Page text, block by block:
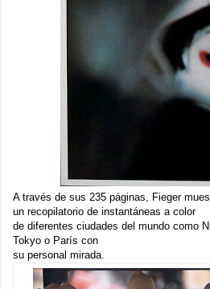
A través de sus 235 páginas, Fieger
un recopilatorio de instantáneas a color
de diferentes ciudades del mundo como
Tokyo o París con
su personal mirada.